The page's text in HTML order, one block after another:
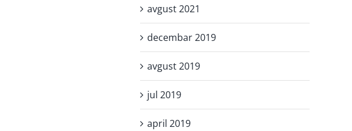
avgust 2021
decembar 2019
avgust 2019
jul 2019
april 2019